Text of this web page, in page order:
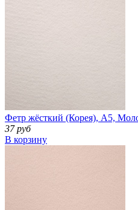
Фетр жёсткий (Корея), А5,
37 руб
В корзину